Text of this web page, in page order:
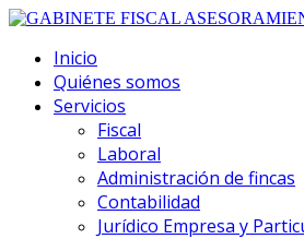
Inicio
Quiénes somos
Servicios
Fiscal
Laboral
Administración de fincas
Contabilidad
Jurídico Empresa y